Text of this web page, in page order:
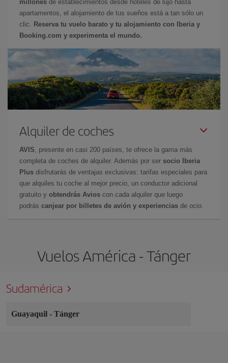
millones de establecimientos desde hoteles de lujo hasta
apartamentos, el alojamiento de tus sueños está a tan sólo un
clic.
Reserva tu vuelo barato y tu alojamiento con Iberia y
Booking.com y experimenta el mundo.
Alquiler de coches
AVIS , presente en casi 200 países, te ofrece la gama más
completa de coches de alquiler. Además por ser socio Iberia
Plus disfrutarás de ventajas exclusivas: tarifas especiales para
que alquiles tu coche al mejor precio, un conductor adicional
gratuito y obtendrás Avios con cada alquiler que luego
podrás canjear por billetes de avión y experiencias de ocio.
Vuelos América - Tánger
Sudamérica
Guayaquil - Tánger